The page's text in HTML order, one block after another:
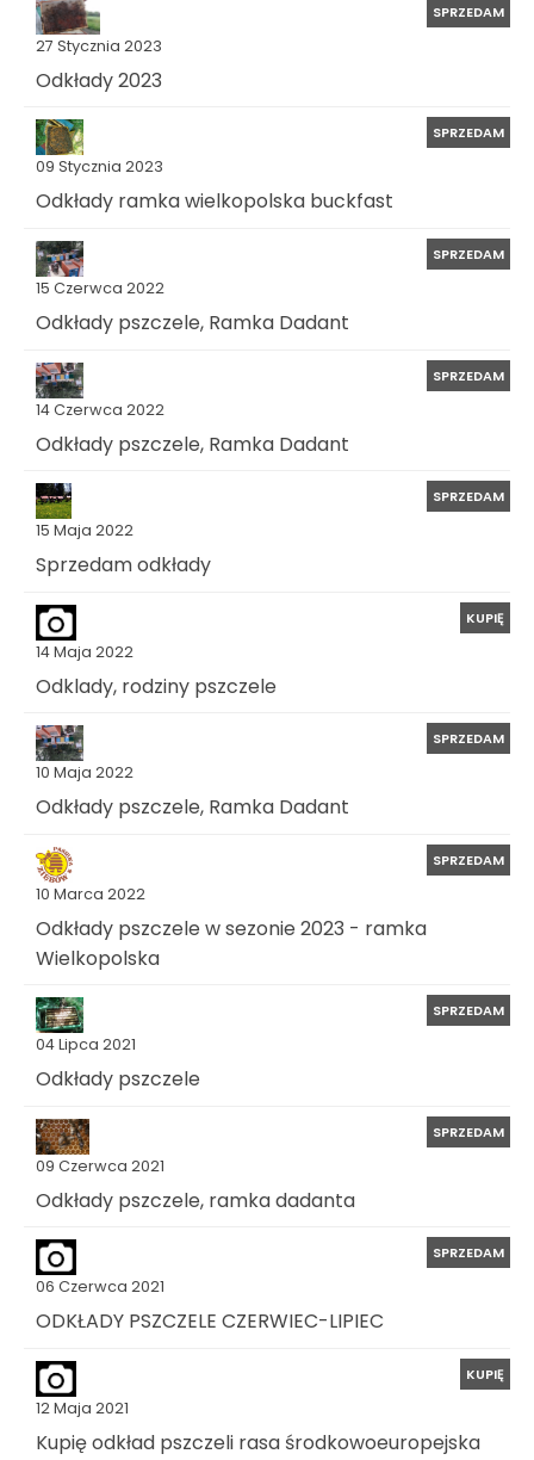
27 Stycznia 2023
SPRZEDAM
Odkłady 2023
09 Stycznia 2023
SPRZEDAM
Odkłady ramka wielkopolska buckfast
15 Czerwca 2022
SPRZEDAM
Odkłady pszczele, Ramka Dadant
14 Czerwca 2022
SPRZEDAM
Odkłady pszczele, Ramka Dadant
15 Maja 2022
SPRZEDAM
Sprzedam odkłady
14 Maja 2022
KUPIĘ
Odklady, rodziny pszczele
10 Maja 2022
SPRZEDAM
Odkłady pszczele, Ramka Dadant
10 Marca 2022
SPRZEDAM
Odkłady pszczele w sezonie 2023 - ramka
Wielkopolska
04 Lipca 2021
SPRZEDAM
Odkłady pszczele
09 Czerwca 2021
SPRZEDAM
Odkłady pszczele, ramka dadanta
06 Czerwca 2021
SPRZEDAM
ODKŁADY PSZCZELE CZERWIEC-LIPIEC
12 Maja 2021
KUPIĘ
Kupię odkład pszczeli rasa środkowoeuropejska